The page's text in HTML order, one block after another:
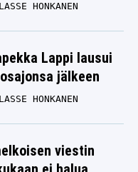
tylytti
toista
12.12.2025
LASSE HONKANEN
Lappi lausui
jälkeen
LASSE HONKANEN
viestin